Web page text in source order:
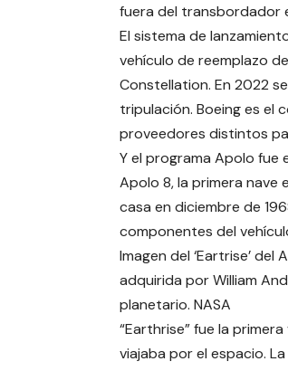
fuera del transbordador
El sistema de
vehículo de reemplazo
Constellation. En 2022
tripulación. Boeing es el
proveedores distintos
Y el programa Apolo fue
Apolo 8, la primera nave
casa en diciembre de
componentes del
Imagen del ‘Eartrise’
adquirida por William
planetario. NASA
“Earthrise” fue la
viajaba por el espacio.